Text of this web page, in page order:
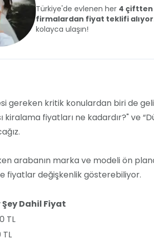
Türkiye'de evlenen her 4 çiftten
firmalardan fiyat teklifi
kolayca ulaşın!
kritik konulardan biri de
kiralama fiyatları ne kadardır?" ve
arabanın marka ve modeli ön
fiyatlar değişkenlik gösterebiliyor.
Şey Dahil Fiyat
TL